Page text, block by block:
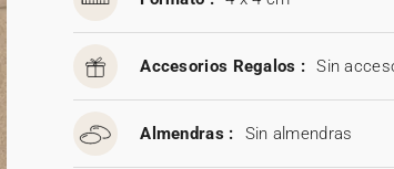
Accesorios Regalos : Sin
Almendras : Sin almendras